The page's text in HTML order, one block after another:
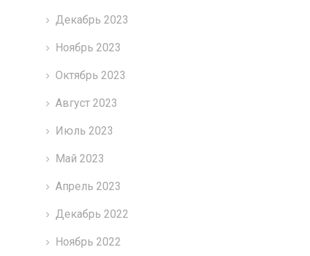
Декабрь 2023
Ноябрь 2023
Октябрь 2023
Август 2023
Июль 2023
Май 2023
Апрель 2023
Декабрь 2022
Ноябрь 2022